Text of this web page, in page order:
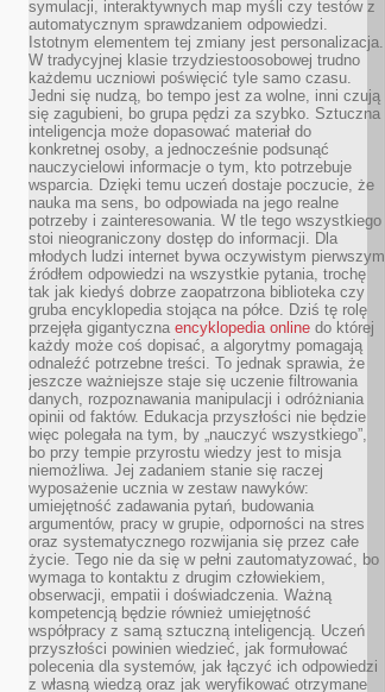
symulacji, interaktywnych map myśli czy testów z
automatycznym sprawdzaniem odpowiedzi.
Istotnym elementem tej zmiany jest personalizacja.
W tradycyjnej klasie trzydziestoosobowej trudno
każdemu uczniowi poświęcić tyle samo czasu.
Jedni się nudzą, bo tempo jest za wolne, inni czują
się zagubieni, bo grupa pędzi za szybko. Sztuczna
inteligencja może dopasować materiał do
konkretnej osoby, a jednocześnie podsunąć
nauczycielowi informacje o tym, kto potrzebuje
wsparcia. Dzięki temu uczeń dostaje poczucie, że
nauka ma sens, bo odpowiada na jego realne
potrzeby i zainteresowania. W tle tego wszystkiego
stoi nieograniczony dostęp do informacji. Dla
młodych ludzi internet bywa oczywistym pierwszym
źródłem odpowiedzi na wszystkie pytania, trochę
tak jak kiedyś dobrze zaopatrzona biblioteka czy
gruba encyklopedia stojąca na półce. Dziś tę rolę
przejęła gigantyczna encyklopedia online do której
każdy może coś dopisać, a algorytmy pomagają
odnaleźć potrzebne treści. To jednak sprawia, że
jeszcze ważniejsze staje się uczenie filtrowania
danych, rozpoznawania manipulacji i odróżniania
opinii od faktów. Edukacja przyszłości nie będzie
więc polegała na tym, by „nauczyć wszystkiego”,
bo przy tempie przyrostu wiedzy jest to misja
niemożliwa. Jej zadaniem stanie się raczej
wyposażenie ucznia w zestaw nawyków:
umiejętność zadawania pytań, budowania
argumentów, pracy w grupie, odporności na stres
oraz systematycznego rozwijania się przez całe
życie. Tego nie da się w pełni zautomatyzować, bo
wymaga to kontaktu z drugim człowiekiem,
obserwacji, empatii i doświadczenia. Ważną
kompetencją będzie również umiejętność
współpracy z samą sztuczną inteligencją. Uczeń
przyszłości powinien wiedzieć, jak formułować
polecenia dla systemów, jak łączyć ich odpowiedzi
z własną wiedzą oraz jak weryfikować otrzymane